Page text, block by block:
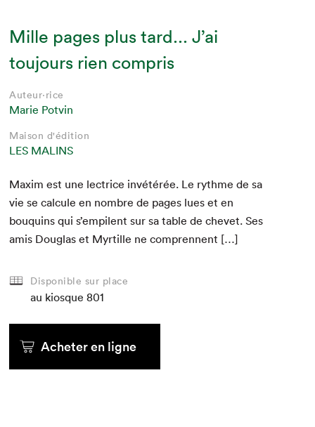
Mille pages plus tard... J’ai
toujours rien compris
Auteur·rice
Marie Potvin
Maison d'édition
LES MALINS
Max­im est une lec­trice invétérée. Le rythme de sa
vie se cal­cule en nom­bre de pages lues et en
bouquins qui s’empilent sur sa table de chevet. Ses
amis Dou­glas et Myr­tille ne comprennent […]
Disponible sur place
au kiosque 801
Acheter en ligne